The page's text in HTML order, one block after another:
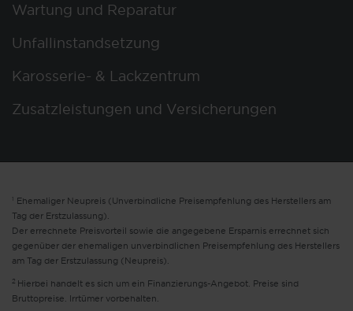
Wartung und Reparatur
Unfallinstandsetzung
Karosserie- & Lackzentrum
Zusatzleistungen und Versicherungen
1 Ehemaliger Neupreis (Unverbindliche Preisempfehlung des Herstellers am
Tag der Erstzulassung).
Der errechnete Preisvorteil sowie die angegebene Ersparnis errechnet sich
gegenüber der ehemaligen unverbindlichen Preisempfehlung des Herstellers
am Tag der Erstzulassung (Neupreis).
2 Hierbei handelt es sich um ein Finanzierungs-Angebot. Preise sind
Bruttopreise. Irrtümer vorbehalten.